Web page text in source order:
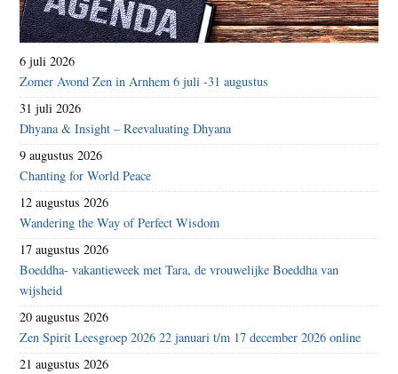
6 juli 2026
Zomer Avond Zen in Arnhem 6 juli -31 augustus
31 juli 2026
Dhyana & Insight – Reevaluating Dhyana
9 augustus 2026
Chanting for World Peace
12 augustus 2026
Wandering the Way of Perfect Wisdom
17 augustus 2026
Boeddha- vakantieweek met Tara, de vrouwelijke Boeddha van
wijsheid
20 augustus 2026
Zen Spirit Leesgroep 2026 22 januari t/m 17 december 2026 online
21 augustus 2026